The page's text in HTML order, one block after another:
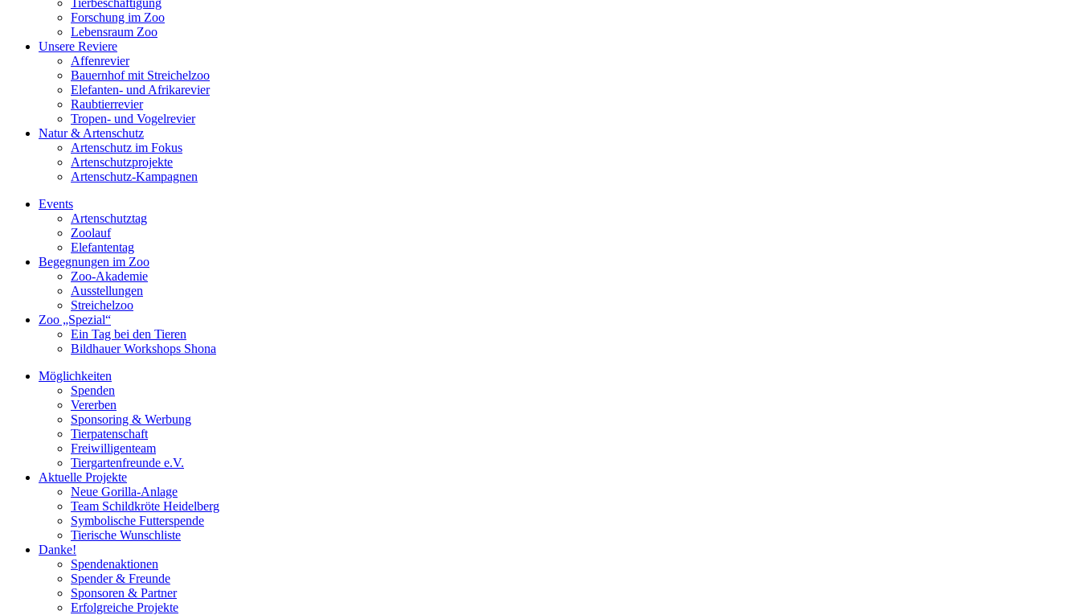
Tierbeschäftigung
Forschung im Zoo
Lebensraum Zoo
Unsere Reviere
Affenrevier
Bauernhof mit Streichelzoo
Elefanten- und Afrikarevier
Raubtierrevier
Tropen- und Vogelrevier
Natur & Artenschutz
Artenschutz im Fokus
Artenschutzprojekte
Artenschutz-Kampagnen
Events
Artenschutztag
Zoolauf
Elefantentag
Begegnungen im Zoo
Zoo-Akademie
Ausstellungen
Streichelzoo
Zoo „Spezial“
Ein Tag bei den Tieren
Bildhauer Workshops Shona
Möglichkeiten
Spenden
Vererben
Sponsoring & Werbung
Tierpatenschaft
Freiwilligenteam
Tiergartenfreunde e.V.
Aktuelle Projekte
Neue Gorilla-Anlage
Team Schildkröte Heidelberg
Symbolische Futterspende
Tierische Wunschliste
Danke!
Spendenaktionen
Spender & Freunde
Sponsoren & Partner
Erfolgreiche Projekte